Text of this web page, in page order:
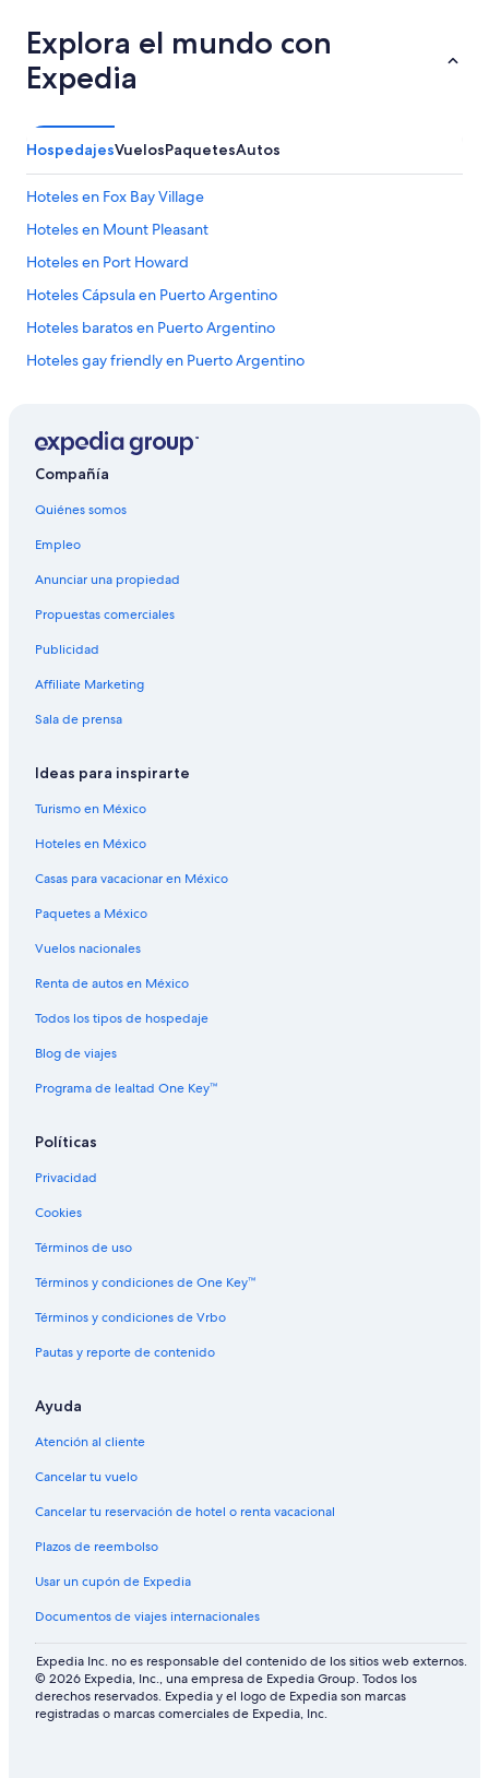
Explora el mundo con
Expedia
HospedajesVuelosPaquetesAutos
Hoteles en Fox Bay Village
Hoteles en Mount Pleasant
Hoteles en Port Howard
Hoteles Cápsula en Puerto Argentino
Hoteles baratos en Puerto Argentino
Hoteles gay friendly en Puerto Argentino
Compañía
Quiénes somos
Empleo
Anunciar una propiedad
Propuestas comerciales
Publicidad
Affiliate Marketing
Sala de prensa
Ideas para inspirarte
Turismo en México
Hoteles en México
Casas para vacacionar en México
Paquetes a México
Vuelos nacionales
Renta de autos en México
Todos los tipos de hospedaje
Blog de viajes
Programa de lealtad One Key™
Políticas
Privacidad
Cookies
Términos de uso
Términos y condiciones de One Key™
Términos y condiciones de Vrbo
Pautas y reporte de contenido
Ayuda
Atención al cliente
Cancelar tu vuelo
Cancelar tu reservación de hotel o renta vacacional
Plazos de reembolso
Usar un cupón de Expedia
Documentos de viajes internacionales
Expedia Inc. no es responsable del contenido de los sitios web externos.
© 2026 Expedia, Inc., una empresa de Expedia Group. Todos los
derechos reservados. Expedia y el logo de Expedia son marcas
registradas o marcas comerciales de Expedia, Inc.